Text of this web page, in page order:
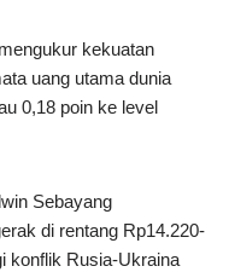
kekuatan
uang utama dunia
0,18 poin ke level
Sebayang
di rentang Rp14.220-
konflik Rusia-Ukraina